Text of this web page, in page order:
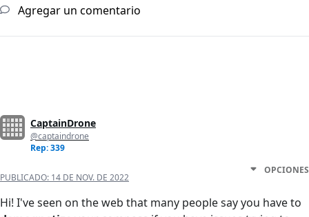
Agregar un comentario
CaptainDrone
@captaindrone
Rep: 339
PUBLICADO: 14 DE NOV. DE 2022
OPCIONES
Hi! I've seen on the web that many people say you have to